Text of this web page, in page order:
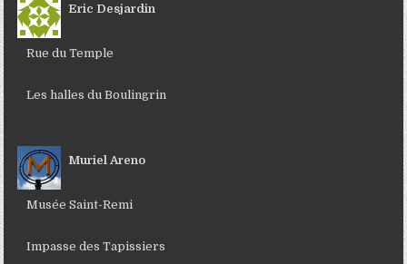
Eric Desjardin
Rue du Temple
Les halles du Boulingrin
Muriel Areno
Musée Saint-Remi
Impasse des Tapissiers